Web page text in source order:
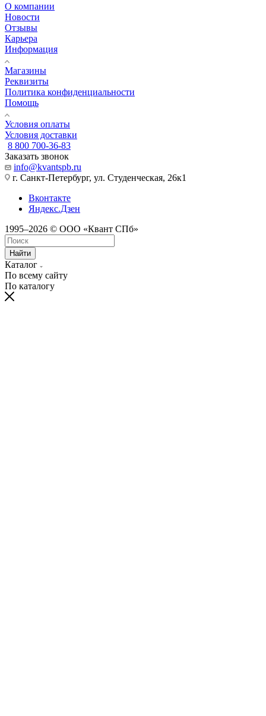
О компании
Новости
Отзывы
Карьера
Информация
Магазины
Реквизиты
Политика конфиденциальности
Помощь
Условия оплаты
Условия доставки
8 800 700-36-83
Заказать звонок
info@kvantspb.ru
г. Санкт-Петербург, ул. Студенческая, 26к1
Вконтакте
Яндекс.Дзен
1995–2026 © ООО «Квант СПб»
Найти
Каталог
По всему сайту
По каталогу